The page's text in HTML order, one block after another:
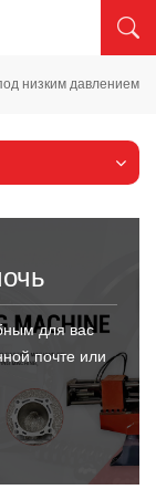
низким давлением
для вас
почте или